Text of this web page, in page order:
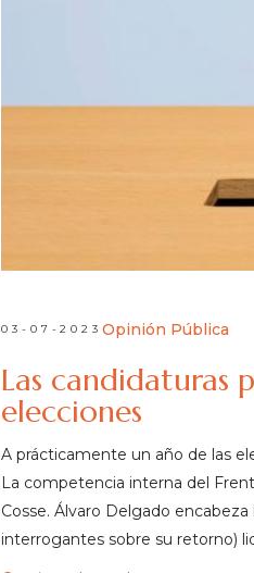
03-07-2023Opinión Pública
Las candidaturas
elecciones
A prácticamente un año de las
La competencia interna del
Cosse. Álvaro Delgado
interrogantes sobre su retorno)